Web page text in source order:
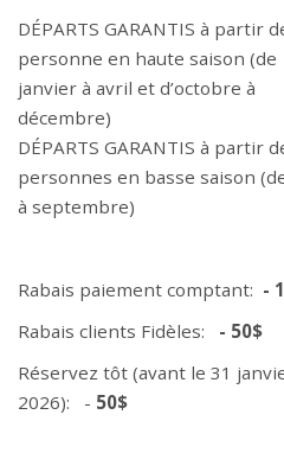
DÉPARTS GARANTIS à partir
personne en haute saison (de
janvier à avril et d’octobre à
décembre)
DÉPARTS GARANTIS à partir
personnes en basse saison
à septembre)
Rabais paiement comptant: -
Rabais clients Fidèles: - 50$
Réservez tôt (avant le 31
2026): - 50$